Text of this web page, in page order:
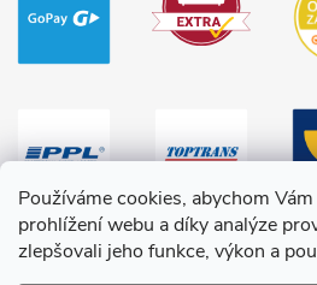
Používáme cookies, abychom
prohlížení webu a díky analýze
zlepšovali jeho funkce, výkon a